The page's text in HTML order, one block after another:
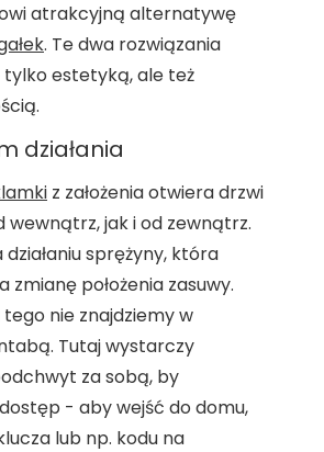
atrakcyjną alternatywę
. Te dwa rozwiązania
tylko estetyką, ale też
działania
z założenia otwiera drzwi
wewnątrz, jak i od zewnątrz.
sprężyny, która
zmianę położenia zasuwy.
nie znajdziemy w
Tutaj wystarczy
za sobą, by
- aby wejść do domu,
lub np. kodu na